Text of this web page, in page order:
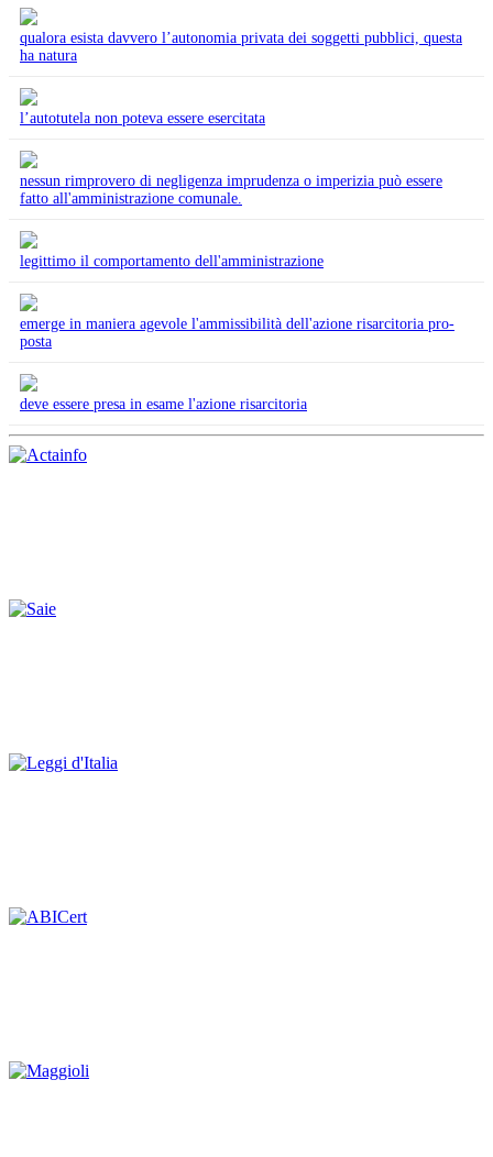
qualora esista davvero l’autonomia privata dei soggetti pubblici, questa
ha natura
l’autotutela non poteva essere esercitata
nessun rimprovero di negligenza imprudenza o imperizia può essere
fatto all'amministrazione comunale.
legittimo il comportamento dell'amministrazione
emerge in maniera agevole l'ammissibilità dell'azione risarcitoria pro-
posta
deve essere presa in esame l'azione risarcitoria